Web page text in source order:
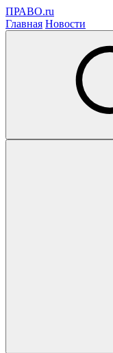
ПРАВО.ru
Главная Новости